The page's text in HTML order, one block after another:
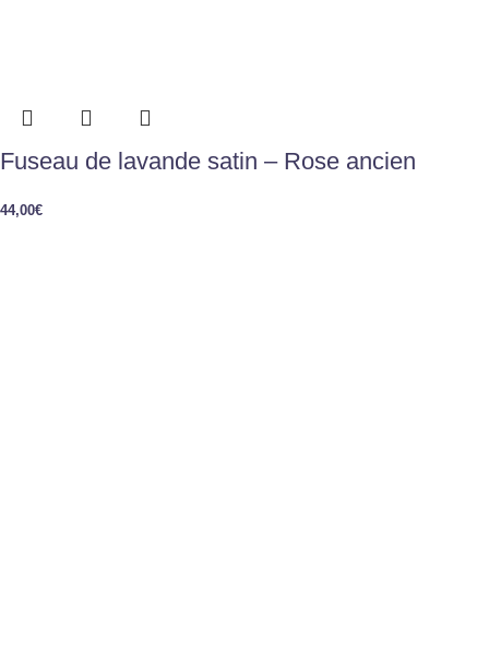
Fuseau de lavande satin – Rose ancien
44,00€